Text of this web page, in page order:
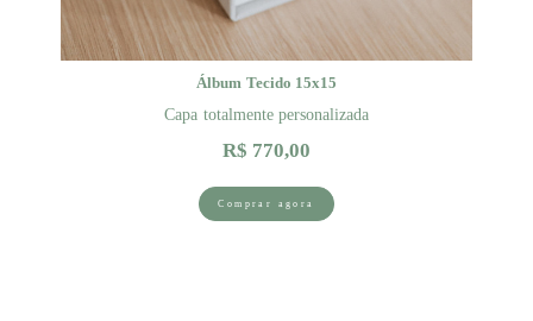
Álbum Tecido 15x15
Capa totalmente personalizada
R$ 770,00
Comprar agora